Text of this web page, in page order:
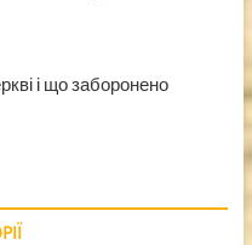
і що заборонено